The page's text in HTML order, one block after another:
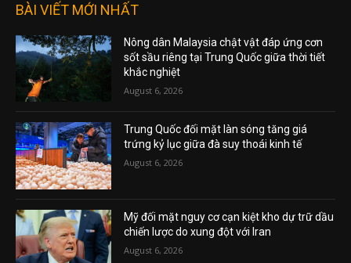
BÀI VIẾT MỚI NHẤT
Nông dân Malaysia chật vật đáp ứng cơn
sốt sầu riêng tại Trung Quốc giữa thời tiết
khắc nghiệt
August 6, 2026
Trung Quốc đối mặt làn sóng tăng giá
trứng kỷ lục giữa đà suy thoái kinh tế
August 6, 2026
Mỹ đối mặt nguy cơ cạn kiệt kho dự trữ dầu
chiến lược do xung đột với Iran
August 6, 2026